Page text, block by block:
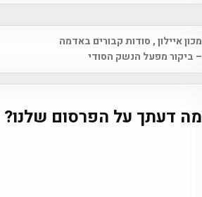
Post
navigation
מכון איילון , סודות קבורים באדמה
– ביקור מפעל הנשק הסודי
מה דעתך על הפרסום